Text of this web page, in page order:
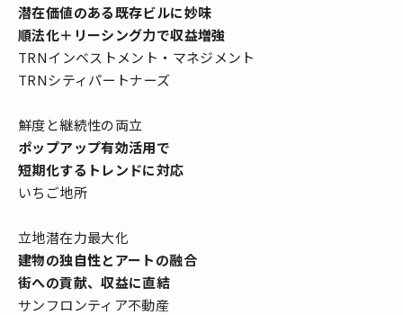
潜在価値のある既存ビルに妙味
順法化＋リーシング力で収益増強
TRNインベストメント・マネジメント
TRNシティパートナーズ
鮮度と継続性の両立
ポップアップ有効活用で
短期化するトレンドに対応
いちご地所
立地潜在力最大化
建物の独自性とアートの融合
街への貢献、収益に直結
サンフロンティア不動産